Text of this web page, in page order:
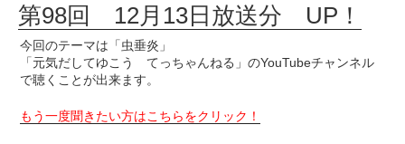
第98回 12月13日放送分 UP！
今回のテーマは「虫垂炎」
「元気だしてゆこう てっちゃんねる」のYouTubeチャンネル
で聴くことが出来ます。
もう一度聞きたい方はこちらをクリック！